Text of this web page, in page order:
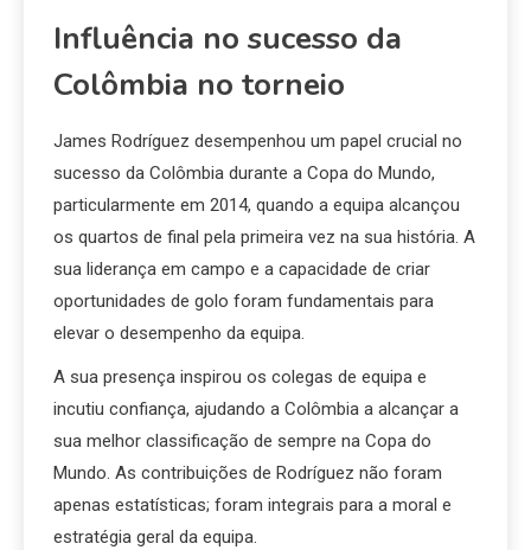
Influência no sucesso da
Colômbia no torneio
James Rodríguez desempenhou um papel crucial no
sucesso da Colômbia durante a Copa do Mundo,
particularmente em 2014, quando a equipa alcançou
os quartos de final pela primeira vez na sua história. A
sua liderança em campo e a capacidade de criar
oportunidades de golo foram fundamentais para
elevar o desempenho da equipa.
A sua presença inspirou os colegas de equipa e
incutiu confiança, ajudando a Colômbia a alcançar a
sua melhor classificação de sempre na Copa do
Mundo. As contribuições de Rodríguez não foram
apenas estatísticas; foram integrais para a moral e
estratégia geral da equipa.